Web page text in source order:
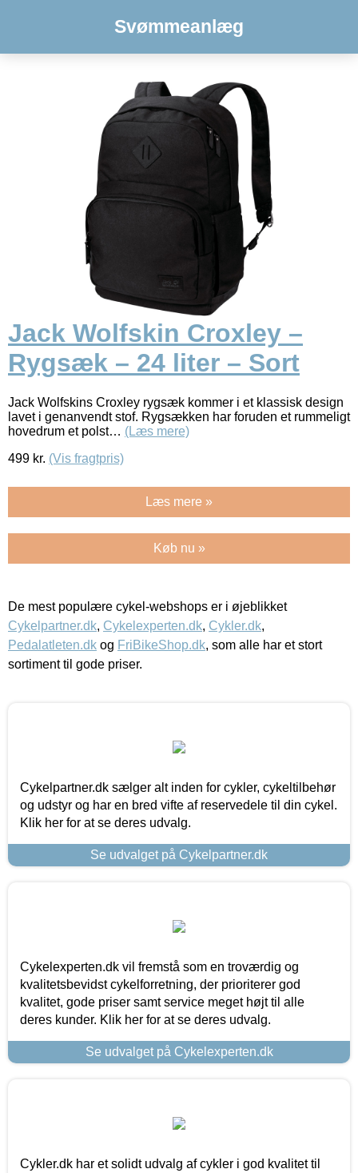
Svømmeanlæg
Jack Wolfskin Croxley –
Rygsæk – 24 liter – Sort
Jack Wolfskins Croxley rygsæk kommer i et klassisk design
lavet i genanvendt stof. Rygsækken har foruden et rummeligt
hovedrum et polst… (Læs mere)
499 kr. (Vis fragtpris)
Læs mere »
Køb nu »
De mest populære cykel-webshops er i øjeblikket
Cykelpartner.dk, Cykelexperten.dk, Cykler.dk,
Pedalatleten.dk og FriBikeShop.dk, som alle har et stort
sortiment til gode priser.
Cykelpartner.dk sælger alt inden for cykler, cykeltilbehør
og udstyr og har en bred vifte af reservedele til din cykel.
Klik her for at se deres udvalg.
Se udvalget på Cykelpartner.dk
Cykelexperten.dk vil fremstå som en troværdig og
kvalitetsbevidst cykelforretning, der prioriterer god
kvalitet, gode priser samt service meget højt til alle
deres kunder. Klik her for at se deres udvalg.
Se udvalget på Cykelexperten.dk
Cykler.dk har et solidt udvalg af cykler i god kvalitet til